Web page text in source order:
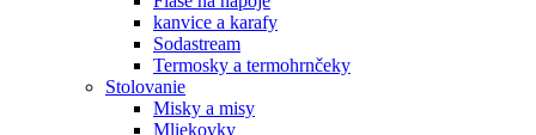
kanvice a karafy
Sodastream
Termosky a termohrnčeky
Stolovanie
Misky a misy
Mliekovky